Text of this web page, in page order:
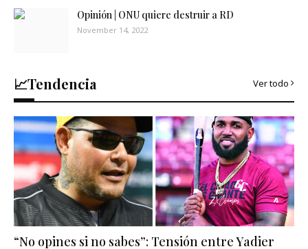
Opinión | ONU quiere destruir a RD
November 14, 2022
📈Tendencia Ver todo
“No opines si no sabes”: Tensión entre Yadier